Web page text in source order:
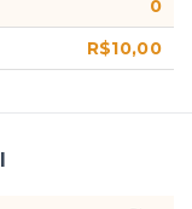
0
R$10,00